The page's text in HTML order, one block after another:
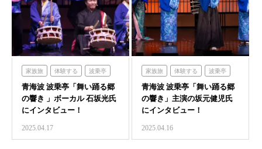
家族旅 体験する 波乗亭
青海波
青海波 波乗亭「舞い踊る郷
の響き 」ボーカル 石坂光氏
にインタビュー！
2025.04.17
家族旅 体験する 波乗亭
青海波
青海波 波乗亭「舞い踊る郷
の響き」主演の坂元健児氏
にインタビュー！
2025.04.16